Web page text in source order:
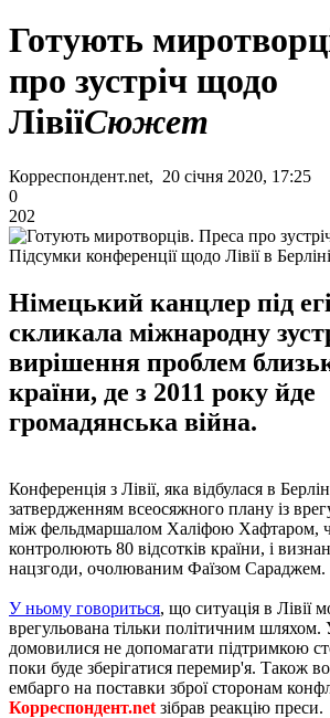
Готують
про зустріч щодо
ЛівіїСюжет
Корреспондент.net, 20 січня 2020, 17:25
0
202
Підсумки конференції щодо Лівії в Берліні
Німецький канцлер під
скликала міжнародну
вирішення проблем
країни, де з 2011 року йде
громадянська війна.
Конференція з Лівії, яка відбулася в
затвердженням всеосяжного плану із
між фельдмаршалом Халіфою Хафтаром,
контролюють 80 відсотків країни, і
нацзгоди, очолюваним Фаїзом Сараджем.
У ньому говориться, що ситуація в Лівії
врегульована тільки політичним шляхом.
домовилися не допомагати підтримкою
поки буде зберігатися перемир'я. Також
ембарго на поставки зброї сторонам
Корреспондент.net зібрав реакцію преси.